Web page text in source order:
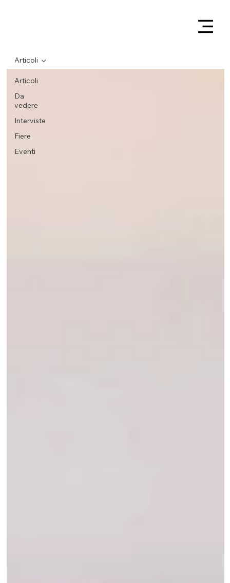
Articoli
Da
vedere
Interviste
Fiere
Eventi
Articoli